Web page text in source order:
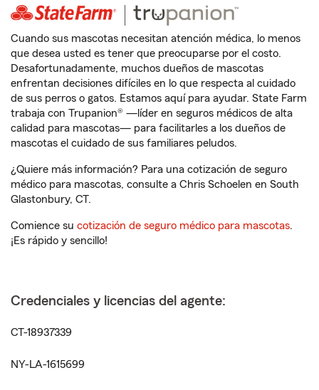
Cuando sus mascotas necesitan atención médica, lo menos
que desea usted es tener que preocuparse por el costo.
Desafortunadamente, muchos dueños de mascotas
enfrentan decisiones difíciles en lo que respecta al cuidado
de sus perros o gatos. Estamos aquí para ayudar. State Farm
trabaja con Trupanion® —líder en seguros médicos de alta
calidad para mascotas— para facilitarles a los dueños de
mascotas el cuidado de sus familiares peludos.
¿Quiere más información? Para una cotización de seguro
médico para mascotas, consulte a Chris Schoelen en South
Glastonbury, CT.
Comience su cotización de seguro médico para mascotas.
¡Es rápido y sencillo!
Credenciales y licencias del agente:
CT-18937339
NY-LA-1615699